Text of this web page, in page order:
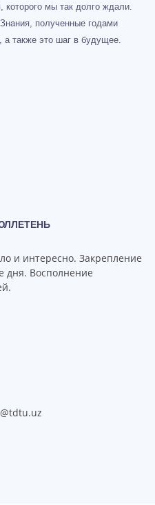
мы так долго ждали.
полученные годами
также это шаг в будущее.
и интересно. Закрепление
дня. Восполнение